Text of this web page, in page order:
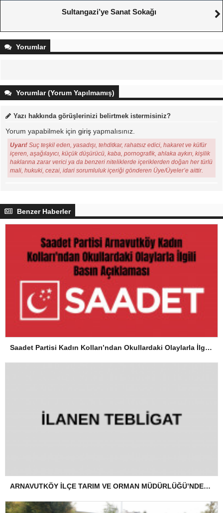
Sultangazi’ye Sanat Sokağı
Yorumlar
Yorumlar (Yorum Yapılmamış)
Yazı hakkında görüşlerinizi belirtmek istermisiniz?
Yorum yapabilmek için giriş yapmalısınız.
Uyarı! Suç teşkil eden, yasadışı, tehditkar, rahatsız edici, hakaret ve küfür
içeren, aşağılayıcı, küçük düşürücü, kaba, pornografik, ahlaka aykırı, kişilik
haklarına zarar verici ya da benzeri niteliklerde içeriklerden doğan her türlü
mali, hukuki, cezai, idari sorumluluk içeriği gönderen Üye/Üyeler’e aittir.
Benzer Haberler
Saadet Partisi Kadın Kolları’ndan Okullardaki Olaylarla İlgili Basın Açıklaması
ARNAVUTKÖY İLÇE TARIM VE ORMAN MÜDÜRLÜĞÜ’NDEN İLANEN TEBLİGAT